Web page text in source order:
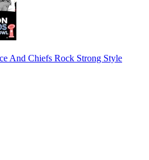
And Chiefs Rock Strong Style